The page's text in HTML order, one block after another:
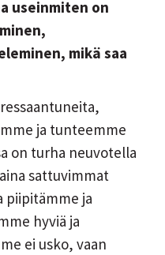
useinmiten on
mikä saa
ja tunteemme
on turha neuvotella
sattuvimmat
piipitämme ja
hyviä ja
ei usko, vaan